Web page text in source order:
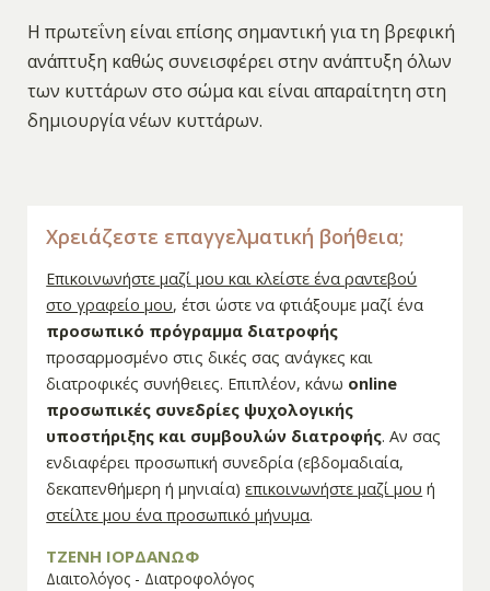
Η πρωτεΐνη είναι επίσης σημαντική για τη βρεφική
ανάπτυξη καθώς συνεισφέρει στην ανάπτυξη όλων
των κυττάρων στο σώμα και είναι απαραίτητη στη
δημιουργία νέων κυττάρων.
Χρειάζεστε επαγγελματική βοήθεια;
Επικοινωνήστε μαζί μου και κλείστε ένα ραντεβού
στο γραφείο μου, έτσι ώστε να φτιάξουμε μαζί ένα
προσωπικό πρόγραμμα διατροφής
προσαρμοσμένο στις δικές σας ανάγκες και
διατροφικές συνήθειες. Επιπλέον, κάνω online
προσωπικές συνεδρίες ψυχολογικής
υποστήριξης και συμβουλών διατροφής. Αν σας
ενδιαφέρει προσωπική συνεδρία (εβδομαδιαία,
δεκαπενθήμερη ή μηνιαία)επικοινωνήστε μαζί μου ή
στείλτε μου ένα προσωπικό μήνυμα.
ΤΖΕΝΗ ΙΟΡΔΑΝΩΦ
Διαιτολόγος - Διατροφολόγος